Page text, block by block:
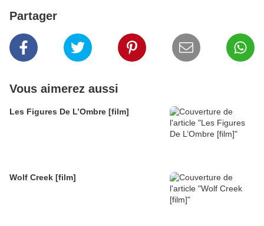
Partager
Vous aimerez aussi
Les Figures De L’Ombre [film]
Wolf Creek [film]